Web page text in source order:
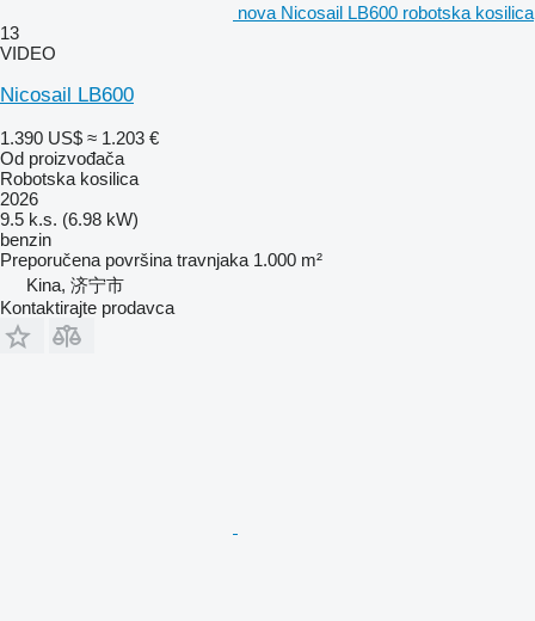
nova Nicosail LB600 robotska kosilica
13
VIDEO
Nicosail LB600
1.390 US$ ≈ 1.203 €
Od proizvođača
Robotska kosilica
2026
9.5 k.s. (6.98 kW)
benzin
Preporučena površina travnjaka 1.000 m²
Kina, 济宁市
Kontaktirajte prodavca